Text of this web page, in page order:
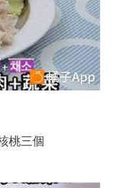
桃三個